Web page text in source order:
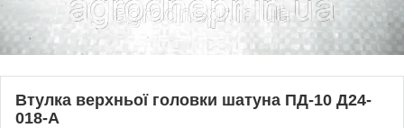
Втулка верхньої головки шатуна ПД-10 Д24-
018-А